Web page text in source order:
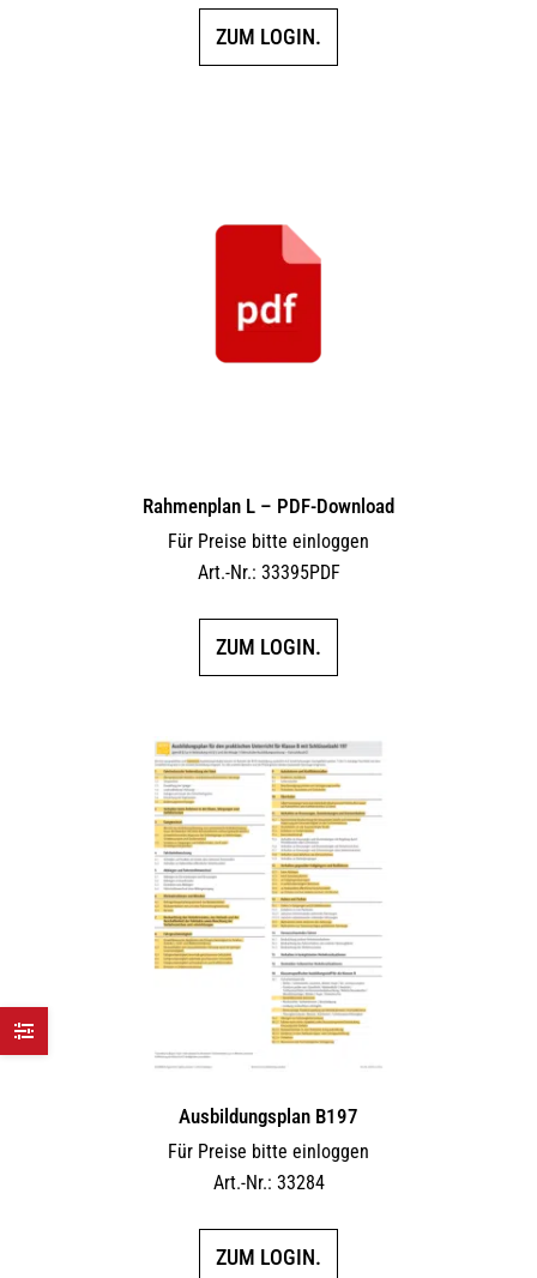
ZUM LOGIN.
Rahmenplan L – PDF-Download
Für Preise bitte einloggen
Art.-Nr.: 33395PDF
ZUM LOGIN.
Ausbildungsplan B197
Für Preise bitte einloggen
Art.-Nr.: 33284
ZUM LOGIN.